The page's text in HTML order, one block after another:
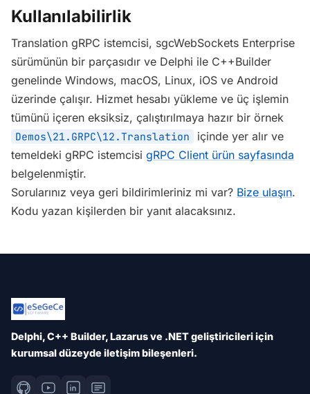
Kullanılabilirlik
Translation gRPC istemcisi, sgcWebSockets Enterprise
sürümünün bir parçasıdır ve Delphi ile C++Builder
genelinde Windows, macOS, Linux, iOS ve Android
üzerinde çalışır. Hizmet hesabı yükleme ve üç işlemin
tümünü içeren eksiksiz, çalıştırılmaya hazır bir örnek
Demos\21.GRPC\12.Translation
içinde yer alır ve
temeldeki gRPC istemcisi gRPC Client ürün sayfasında
belgelenmiştir.
Sorularınız veya geri bildirimleriniz mi var? Bize ulaşın.
Kodu yazan kişilerden bir yanıt alacaksınız.
Delphi, C++ Builder, Lazarus ve .NET geliştiricileri için
kurumsal düzeyde iletişim bileşenleri.